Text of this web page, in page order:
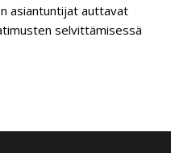
asiantuntijat auttavat
selvittämisessä